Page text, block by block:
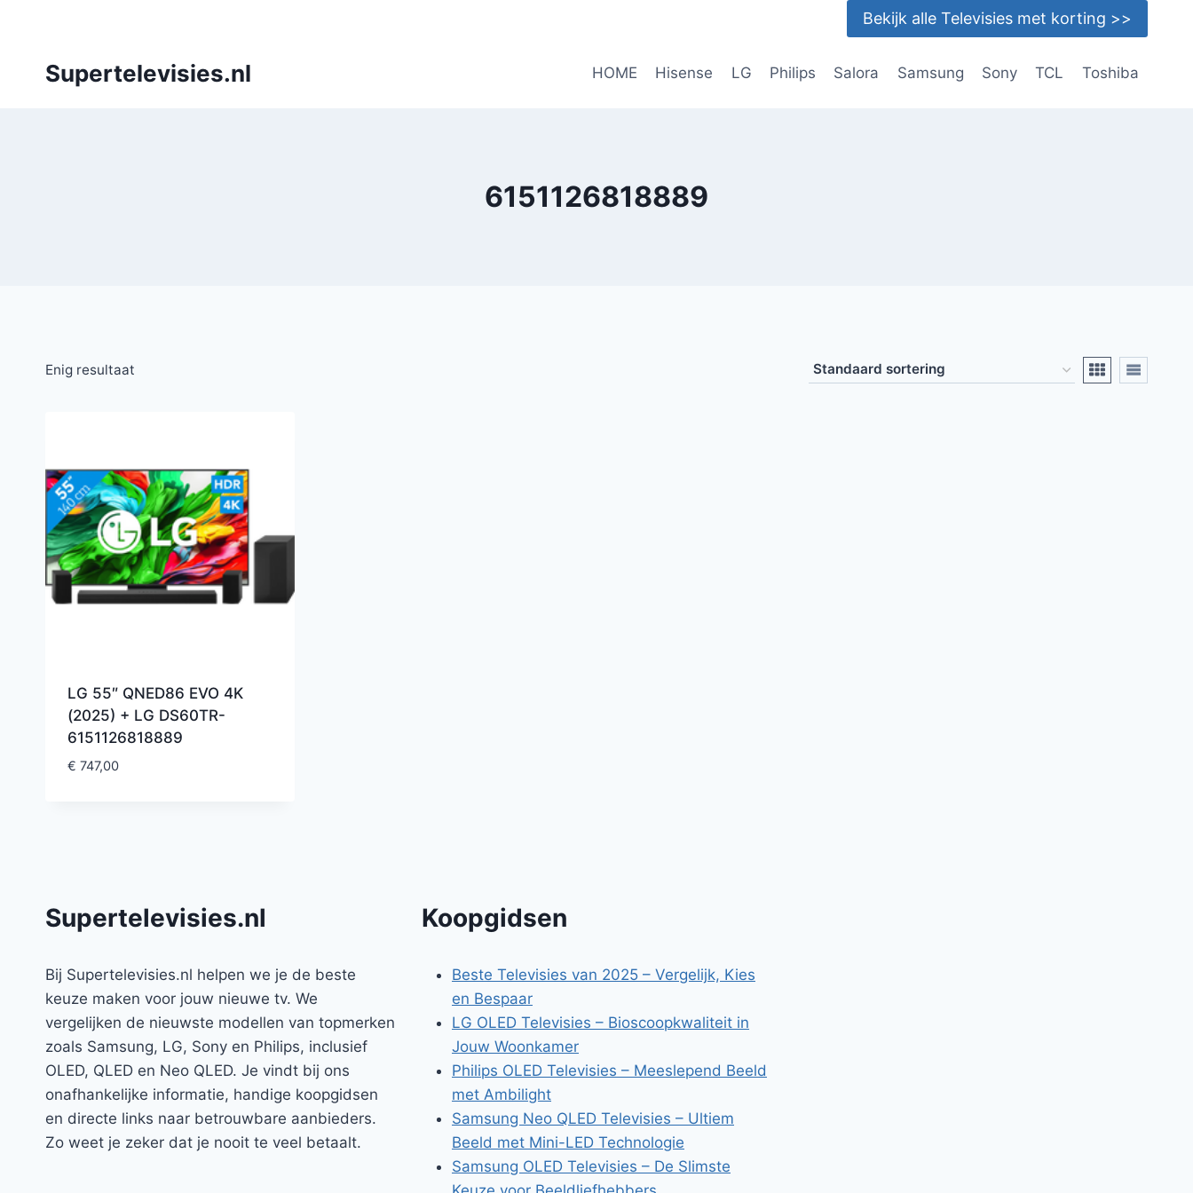
Bekijk alle Televisies met korting >>
Supertelevisies.nl HOME Hisense LG Philips Salora Samsung Sony TCL Toshiba
6151126818889
Enig resultaat
LG 55″ QNED86 EVO 4K
(2025) + LG DS60TR-
6151126818889
€ 747,00
Supertelevisies.nl
Bij Supertelevisies.nl helpen we je de beste
keuze maken voor jouw nieuwe tv. We
vergelijken de nieuwste modellen van topmerken
zoals Samsung, LG, Sony en Philips, inclusief
OLED, QLED en Neo QLED. Je vindt bij ons
onafhankelijke informatie, handige koopgidsen
en directe links naar betrouwbare aanbieders.
Zo weet je zeker dat je nooit te veel betaalt.
Koopgidsen
Beste Televisies van 2025 – Vergelijk, Kies
en Bespaar
LG OLED Televisies – Bioscoopkwaliteit in
Jouw Woonkamer
Philips OLED Televisies – Meeslepend Beeld
met Ambilight
Samsung Neo QLED Televisies – Ultiem
Beeld met Mini-LED Technologie
Samsung OLED Televisies – De Slimste